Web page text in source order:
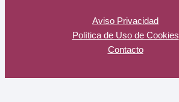
Aviso Privacidad
Política de Uso de Cookies
Contacto